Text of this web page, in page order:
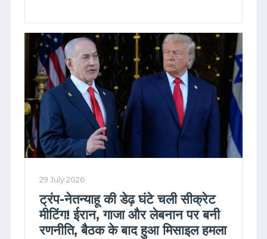
29 July 2026
ट्रंप-नेतन्याहू की डेढ़ घंटे चली सीक्रेट
मीटिंग! ईरान, गाजा और लेबनान पर बनी
रणनीति, बैठक के बाद हुआ मिसाइल हमला